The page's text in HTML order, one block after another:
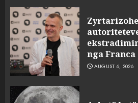
nga Franca
AUGUST 6, 2026